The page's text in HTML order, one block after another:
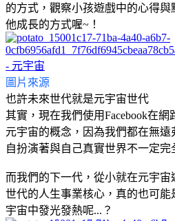
的方式，觀察小孩遊戲中的心得
他成長的方式喔~！
圖片來源
也許未來世代就是元宇宙世代
其實，現在我們使用Facebook在
元宇宙的概念，因為我們都在無
自扮演著與自己真實世界不一定完
而我們的下一代，從小就在元宇
世代的人生事業核心，真的也可
宇宙中發光發熱呢...？